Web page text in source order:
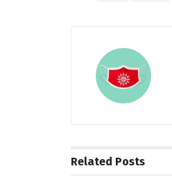
Related Posts